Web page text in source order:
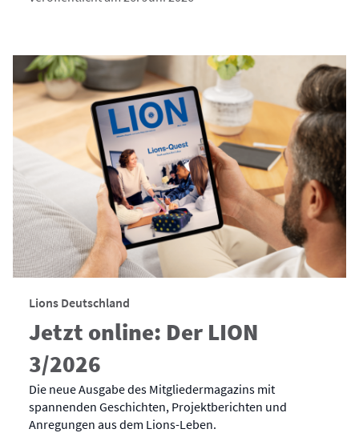
Lions Deutschland
Jetzt online: Der LION
3/2026
Die neue Ausgabe des Mitgliedermagazins mit
spannenden Geschichten, Projektberichten und
Anregungen aus dem Lions-Leben.